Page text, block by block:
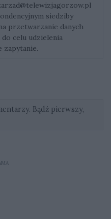
siedziby
przetwarzanie danych
celu udzielenia
zapytanie.
Bądź pierwszy,